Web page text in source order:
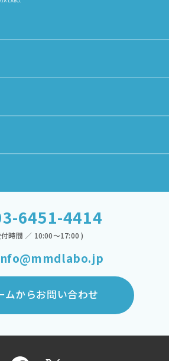
6451-4414
時間 ／ 10:00～17:00 )
ムからお問い合わせ